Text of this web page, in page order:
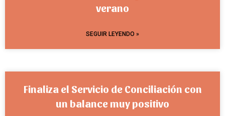
verano
SEGUIR LEYENDO »
Finaliza el Servicio de Conciliación con
un balance muy positivo